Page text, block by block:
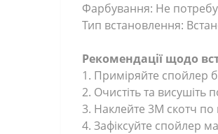
Фарбування: Не
Тип встановлення:
Рекомендації щодо
1. Приміряйте спойлер
2. Очистіть та
3. Наклейте 3М скотч по
4. Зафіксуйте спойлер